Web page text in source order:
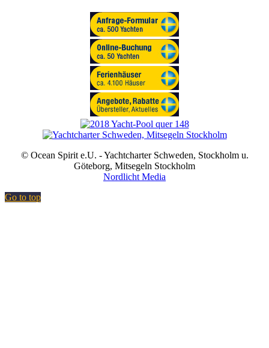
© Ocean Spirit e.U. - Yachtcharter Schweden, Stockholm u.
Göteborg, Mitsegeln Stockholm
Nordlicht Media
Go to top